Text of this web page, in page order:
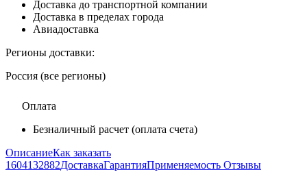
Доставка до транспортной компании
Доставка в пределах города
Авиадоставка
Регионы доставки:
Россия (все регионы)
Оплата
Безналичный расчет (оплата счета)
ОписаниеКак заказать
1604132882ДоставкаГарантияПрименяемость Отзывы